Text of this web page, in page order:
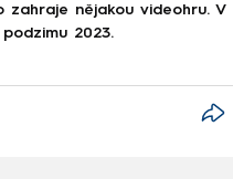
nějakou videohru. V
2023.